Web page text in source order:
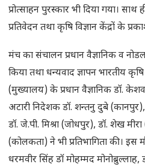
प्रोत्साहन पुरस्कार भी दिया गया। साथ
प्रतिवेदन तथा कृषि विज्ञान केंद्रों के
मंच का संचालन प्रधान वैज्ञानिक व
किया तथा धन्यवाद ज्ञापन भारतीय
(मुख्यालय) के प्रधान वैज्ञानिक डॉ.
अटारी निदेशक डॉ. शन्तनु दुबे (कानपुर),
डॉ. जे.पी. मिश्रा (जोधपुर), डॉ. शेख मीरा
(कोलकता) ने भी प्रतिभागिता की। इस
धरमवीर सिंह डॉ मोहम्मद मोनोब्रुल्लाह,